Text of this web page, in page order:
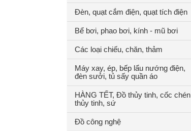
Đèn, quạt cắm điện, quạt tích điện
Bể bơi, phao bơi, kính - mũ bơi
Các loại chiếu, chăn, thảm
Máy xay, ép, bếp lẩu nướng điện,
đèn sưởi, tủ sấy quần áo
HÀNG TẾT, Đồ thủy tinh, cốc chén
thủy tinh, sứ
Đồ công nghệ